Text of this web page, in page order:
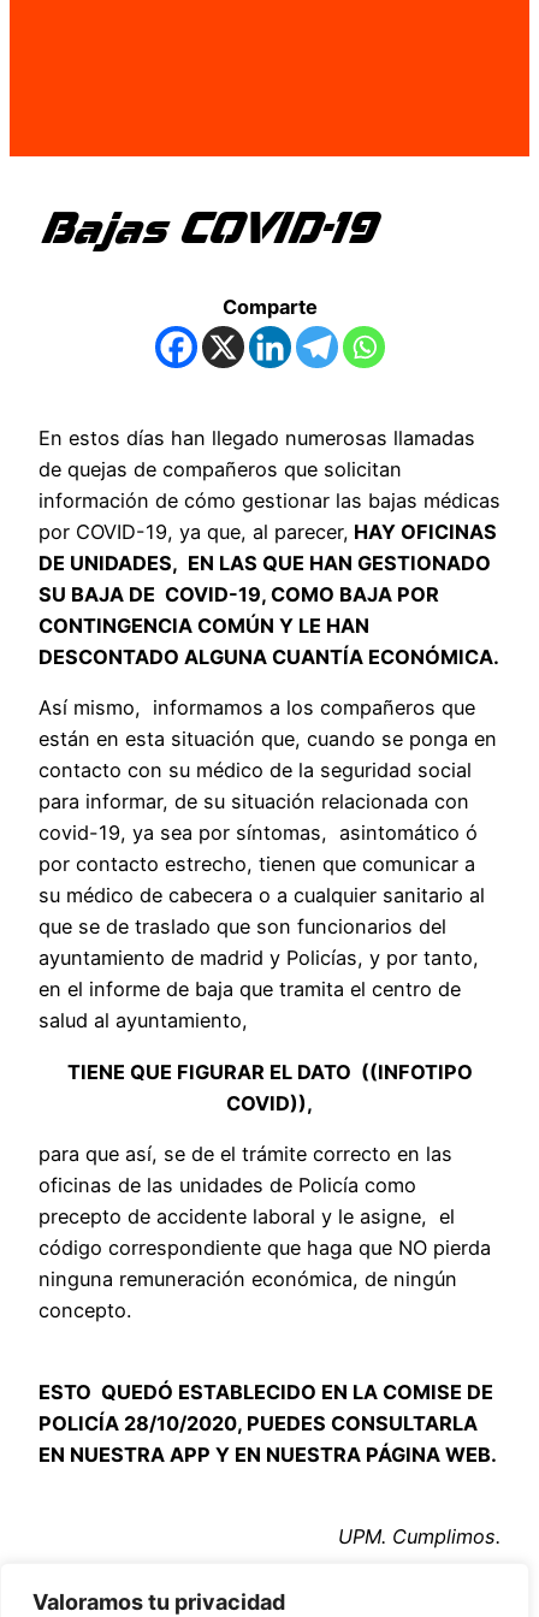
Valoramos tu privacidad
Bajas COVID-19
Comparte
En estos días han llegado numerosas llamadas
de quejas de compañeros que solicitan
información de cómo gestionar las bajas médicas
por COVID-19, ya que, al parecer, HAY OFICINAS
DE UNIDADES, EN LAS QUE HAN GESTIONADO
SU BAJA DE COVID-19, COMO BAJA POR
CONTINGENCIA COMÚN Y LE HAN
DESCONTADO ALGUNA CUANTÍA ECONÓMICA.
Así mismo, informamos a los compañeros que
están en esta situación que, cuando se ponga en
contacto con su médico de la seguridad social
para informar, de su situación relacionada con
covid-19, ya sea por síntomas, asintomático ó
por contacto estrecho, tienen que comunicar a
su médico de cabecera o a cualquier sanitario al
que se de traslado que son funcionarios del
ayuntamiento de madrid y Policías, y por tanto,
en el informe de baja que tramita el centro de
salud al ayuntamiento,
TIENE QUE FIGURAR EL DATO ((INFOTIPO
COVID)),
para que así, se de el trámite correcto en las
oficinas de las unidades de Policía como
precepto de accidente laboral y le asigne, el
código correspondiente que haga que NO pierda
ninguna remuneración económica, de ningún
concepto.
ESTO QUEDÓ ESTABLECIDO EN LA COMISE DE
POLICÍA 28/10/2020, PUEDES CONSULTARLA
EN NUESTRA APP Y EN NUESTRA PÁGINA WEB.
UPM. Cumplimos.
Descarga cartel apto para plantilla oficial